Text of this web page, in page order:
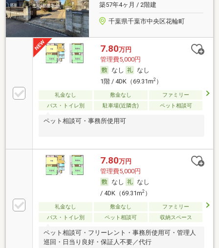
築57年4ヶ月 / 2階建
千葉県千葉市中央区花輪町
7.80万円
管理費5,000円
なし
なし
1階 / 4DK（69.31m2）
礼金なし 敷金なし
ファミリー
バス・トイレ別
駐車場(近隣含) ペット相談可
ペット相談可・事務所使用可
7.80万円
管理費5,000円
なし
なし
/ 4DK（69.31m2）
礼金なし 敷金なし
ファミリー
バス・トイレ別
ペット相談可 収納スペース
ペット相談可・フリーレント・事務所使用可・管理人
巡回・日当り良好・保証人不要／代行